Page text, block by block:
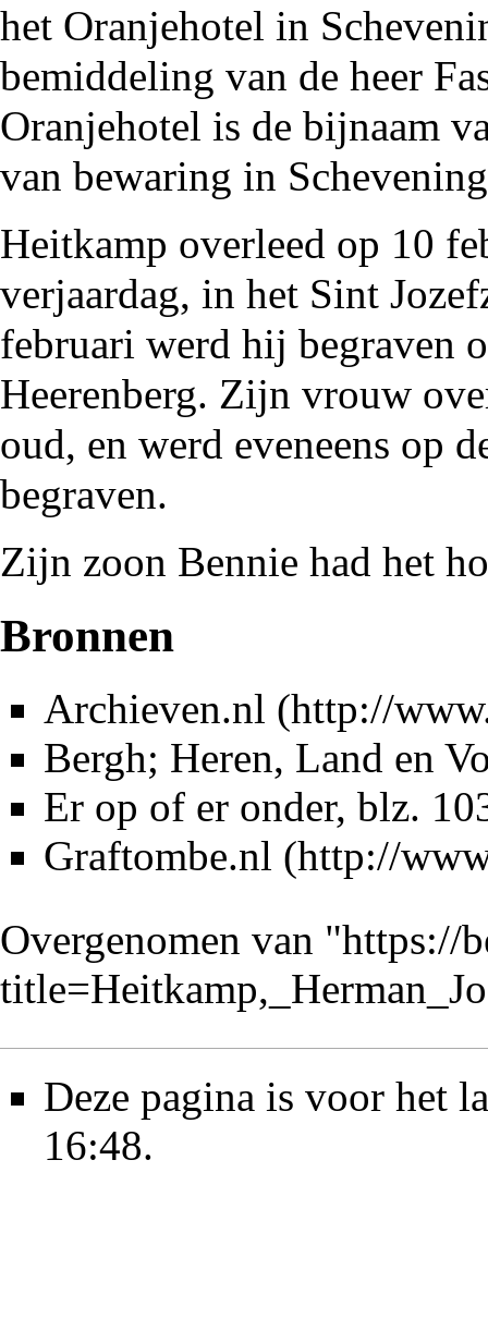
het Oranjehotel in
bemiddeling van de heer
Oranjehotel is de bijnaam
van bewaring in
Heitkamp overleed op 10
verjaardag, in het Sint
februari werd hij begraven
Heerenberg. Zijn vrouw
oud, en werd eveneens op
begraven.
Zijn zoon Bennie had het
Bronnen
Archieven.nl
Bergh; Heren, Land en
Er op of er onder, blz.
Graftombe.nl
Overgenomen van "https://
Deze pagina is voor het
16:48.